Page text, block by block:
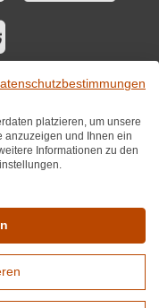
je Winzer.
platzieren, um unsere
anzuzeigen und Ihnen ein
Informationen zu den